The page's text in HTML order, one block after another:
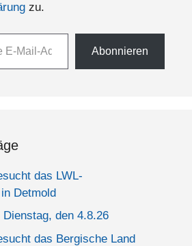
zu.
Abonnieren
das LWL-
Detmold
den 4.8.26
das Bergische Land